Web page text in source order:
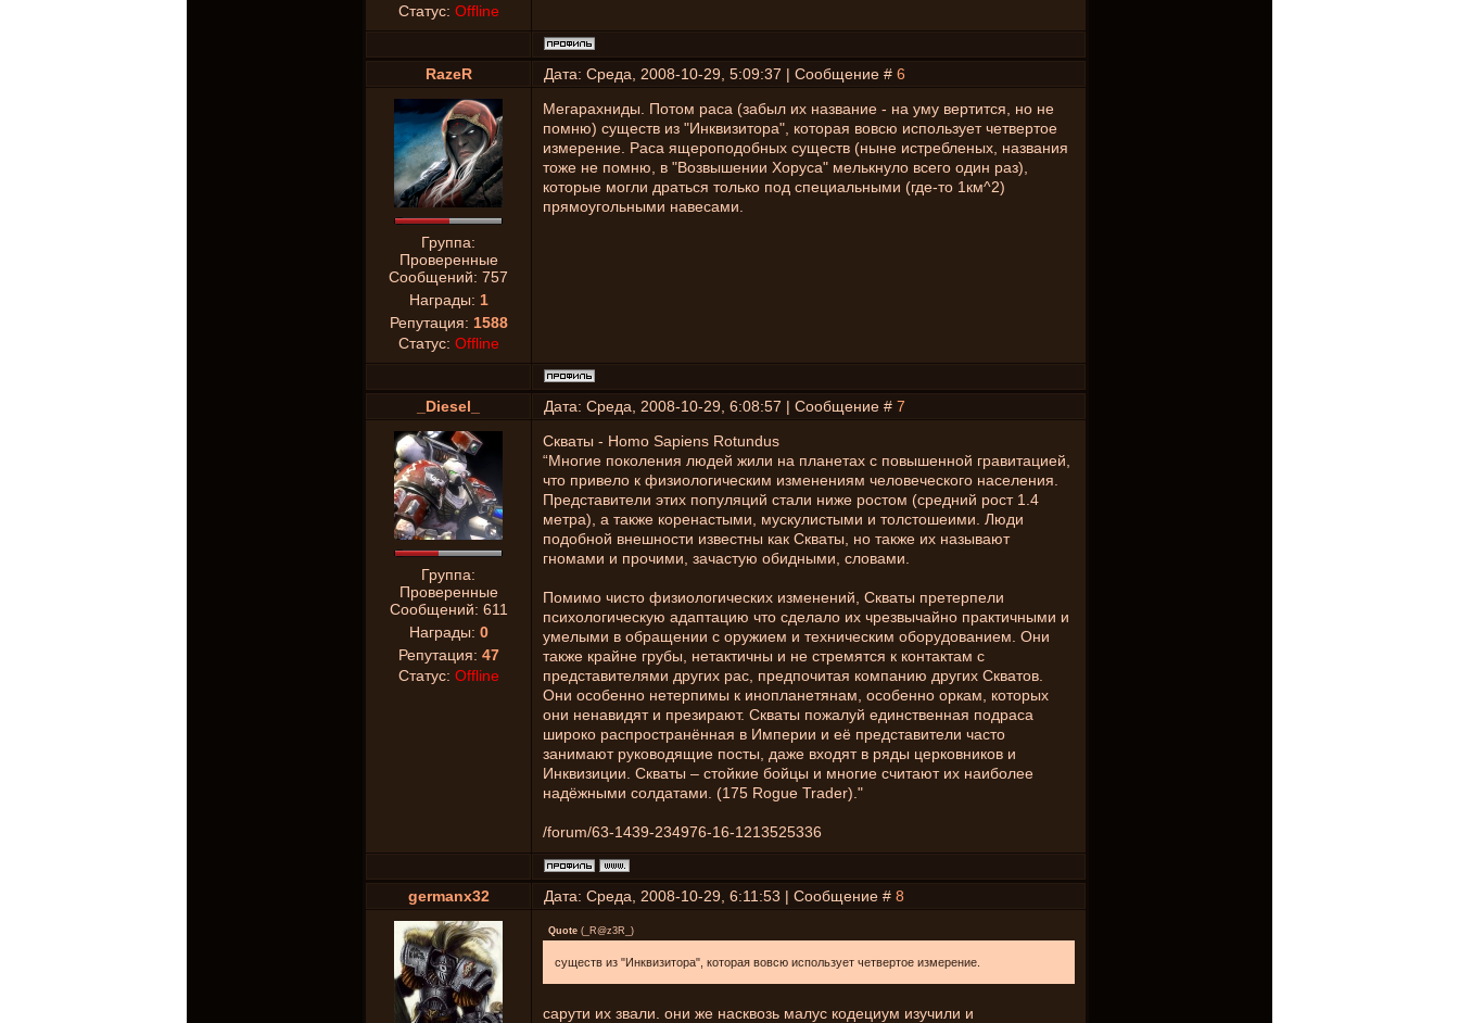
Статус: Offline
RazeR Дата: Среда, 2008-10-29, 5:09:37 | Сообщение # 6
Группа:
Проверенные
Сообщений: 757
Награды: 1
Репутация: 1588
Статус: Offline
Мегарахниды. Потом раса (забыл их название - на уму вертится, но не
помню) существ из "Инквизитора", которая вовсю использует четвертое
измерение. Раса ящероподобных существ (ныне истребленых, названия
тоже не помню, в "Возвышении Хоруса" мелькнуло всего один раз),
которые могли драться только под специальными (где-то 1км^2)
прямоугольными навесами.
_Diesel_ Дата: Среда, 2008-10-29, 6:08:57 | Сообщение # 7
Группа:
Проверенные
Сообщений: 611
Награды: 0
Репутация: 47
Статус: Offline
Скваты - Homo Sapiens Rotundus
“Многие поколения людей жили на планетах с повышенной гравитацией,
что привело к физиологическим изменениям человеческого населения.
Представители этих популяций стали ниже ростом (средний рост 1.4
метра), а также коренастыми, мускулистыми и толстошеими. Люди
подобной внешности известны как Скваты, но также их называют
гномами и прочими, зачастую обидными, словами.
Помимо чисто физиологических изменений, Скваты претерпели
психологическую адаптацию что сделало их чрезвычайно практичными и
умелыми в обращении с оружием и техническим оборудованием. Они
также крайне грубы, нетактичны и не стремятся к контактам с
представителями других рас, предпочитая компанию других Скватов.
Они особенно нетерпимы к инопланетянам, особенно оркам, которых
они ненавидят и презирают. Скваты пожалуй единственная подраса
широко распространённая в Империи и её представители часто
занимают руководящие посты, даже входят в ряды церковников и
Инквизиции. Скваты – стойкие бойцы и многие считают их наиболее
надёжными солдатами. (175 Rogue Trader)."
/forum/63-1439-234976-16-1213525336
germanx32 Дата: Среда, 2008-10-29, 6:11:53 | Сообщение # 8
Quote ( _R@z3R_ )
существ из "Инквизитора", которая вовсю использует четвертое измерение.
сарути их звали. они же насквозь малус кодециум изучили и